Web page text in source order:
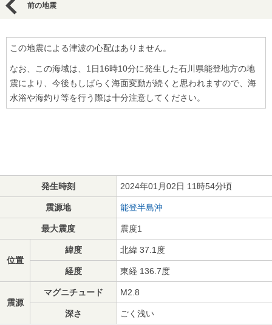
前の地震
この地震による津波の心配はありません。
なお、この海域は、1日16時10分に発生した石川県能登地方の地
震により、今後もしばらく海面変動が続くと思われますので、海
水浴や海釣り等を行う際は十分注意してください。
発生時刻 2024年01月02日 11時54分頃
震源地 能登半島沖
最大震度 震度1
位置
緯度 北緯 37.1度
経度 東経 136.7度
震源
マグニチュード M2.8
深さ ごく浅い